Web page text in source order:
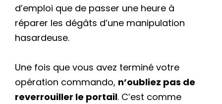
d’emploi que de passer une heure à
réparer les dégâts d’une manipulation
hasardeuse.
Une fois que vous avez terminé votre
opération commando, n’oubliez pas de
reverrouiller le portail. C’est comme